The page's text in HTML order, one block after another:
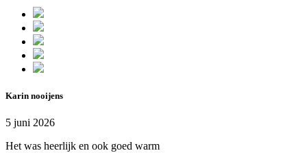
Karin nooijens
5 juni 2026
Het was heerlijk en ook goed warm